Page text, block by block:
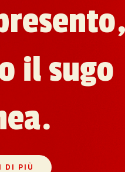
il sugo
DI PIÙ